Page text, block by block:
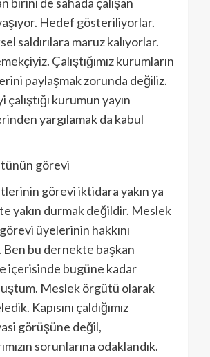
Hedef gösteriliyorlar.
saldırılara maruz kalıyorlar.
Çalıştığımız kurumların
paylaşmak zorunda değiliz.
kurumun yayın
yargılamak da kabul
görevi
görevi iktidara yakın ya
yakın durmak değildir. Meslek
üyelerinin hakkını
Ben bu dernekte başkan
içerisinde bugüne kadar
Meslek örgütü olarak
Kapısını çaldığımız
görüşüne değil,
sorunlarına odaklandık.